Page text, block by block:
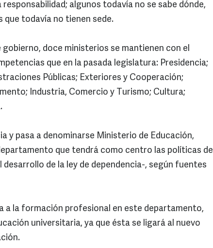
responsabilidad; algunos todavía no se sabe dónde,
que todavía no tienen sede.
gobierno, doce ministerios se mantienen con el
que en la pasada legislatura: Presidencia;
Públicas; Exteriores y Cooperación;
Industria, Comercio y Turismo; Cultura;
y pasa a denominarse Ministerio de Educación,
que tendrá como centro las políticas de
de la ley de dependencia-, según fuentes
a la formación profesional en este departamento,
universitaria, ya que ésta se ligará al nuevo